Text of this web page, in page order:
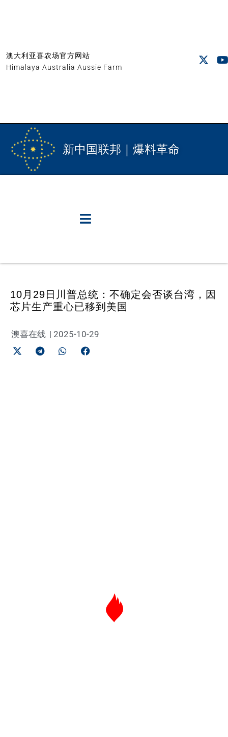
澳大利亚喜农场官方网站
Himalaya Australia Aussie Farm
新中国联邦｜爆料革命
10月29日川普总统：不确定会否谈台湾，因
芯片生产重心已移到美国
澳喜在线 | 2025-10-29